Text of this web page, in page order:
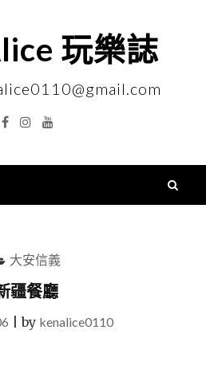
玩樂誌
FacebookInstagramYouTube
大安信義
疆餐廳
|by kenalice0110